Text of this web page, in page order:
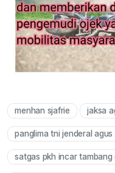
menhan sjafrie jaksa
panglima tni jenderal
satgas pkh incar